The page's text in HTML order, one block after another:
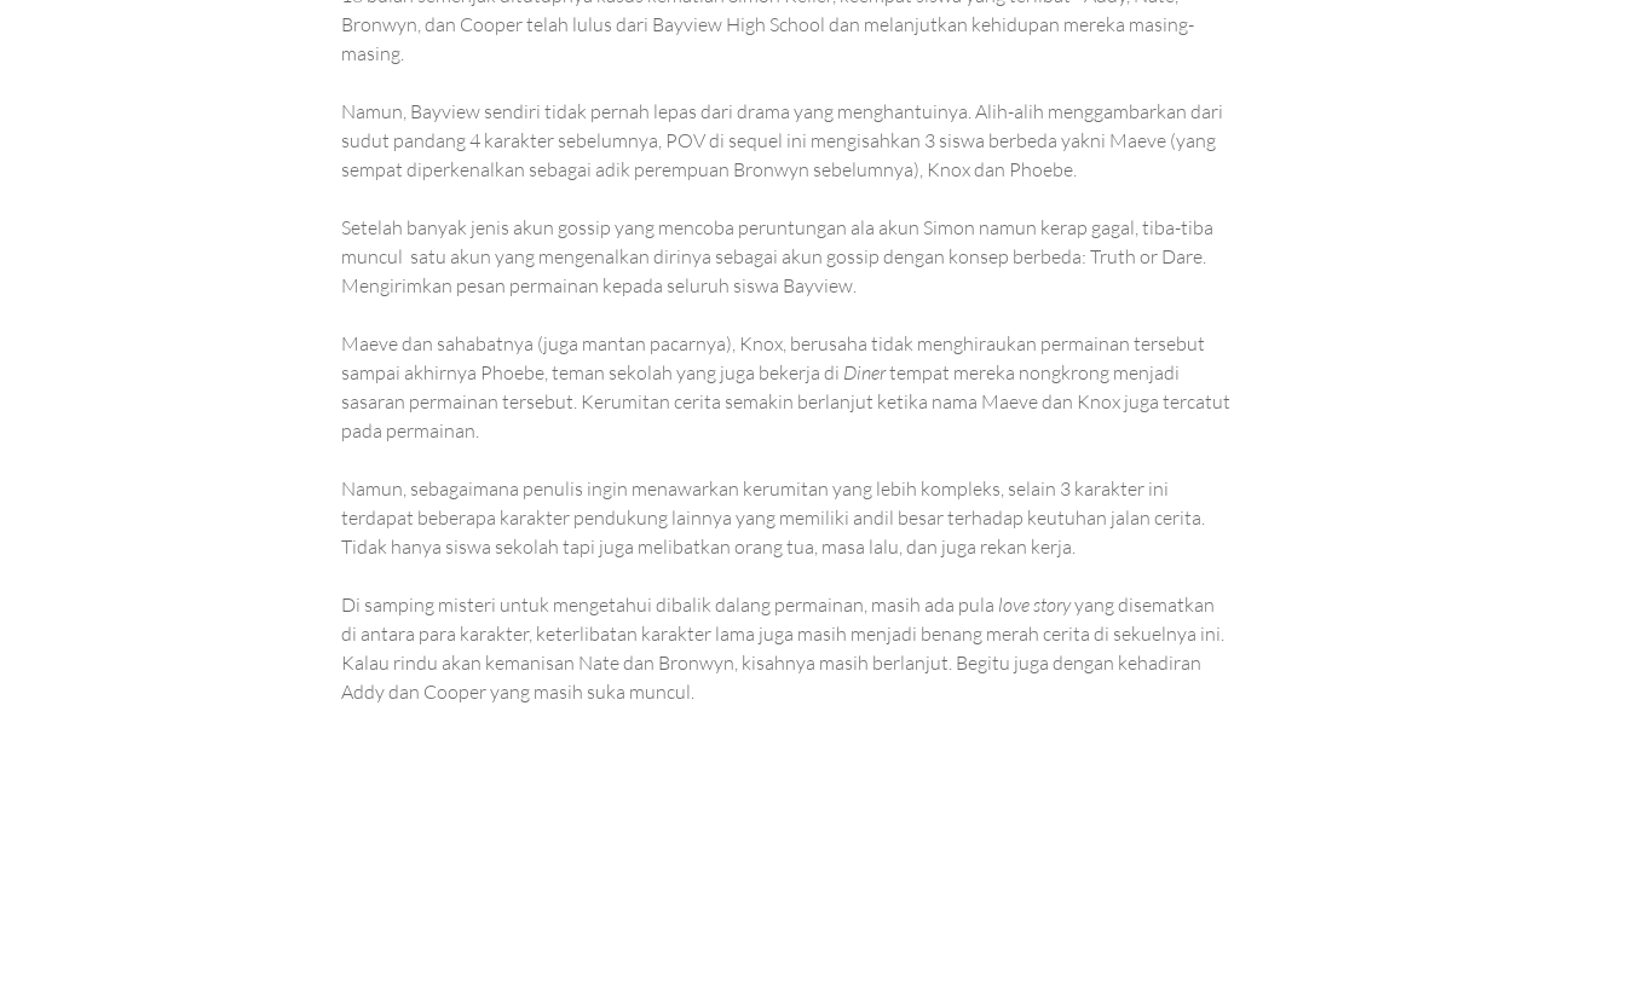
Bronwyn, dan Cooper telah lulus dari Bayview High School dan melanjutkan kehidupan mereka masing-
masing.
Namun, Bayview sendiri tidak pernah lepas dari drama yang menghantuinya. Alih-alih menggambarkan dari
sudut pandang 4 karakter sebelumnya, POV di sequel ini mengisahkan 3 siswa berbeda yakni Maeve (yang
sempat diperkenalkan sebagai adik perempuan Bronwyn sebelumnya), Knox dan Phoebe.
Setelah banyak jenis akun gossip yang mencoba peruntungan ala akun Simon namun kerap gagal, tiba-tiba
muncul  satu akun yang mengenalkan dirinya sebagai akun gossip dengan konsep berbeda: Truth or Dare.
Mengirimkan pesan permainan kepada seluruh siswa Bayview.
Maeve dan sahabatnya (juga mantan pacarnya), Knox, berusaha tidak menghiraukan permainan tersebut
sampai akhirnya Phoebe, teman sekolah yang juga bekerja di Diner tempat mereka nongkrong menjadi
sasaran permainan tersebut. Kerumitan cerita semakin berlanjut ketika nama Maeve dan Knox juga tercatut
pada permainan.
Namun, sebagaimana penulis ingin menawarkan kerumitan yang lebih kompleks, selain 3 karakter ini
terdapat beberapa karakter pendukung lainnya yang memiliki andil besar terhadap keutuhan jalan cerita.
Tidak hanya siswa sekolah tapi juga melibatkan orang tua, masa lalu, dan juga rekan kerja.
Di samping misteri untuk mengetahui dibalik dalang permainan, masih ada pula love story yang disematkan
di antara para karakter, keterlibatan karakter lama juga masih menjadi benang merah cerita di sekuelnya ini.
Kalau rindu akan kemanisan Nate dan Bronwyn, kisahnya masih berlanjut. Begitu juga dengan kehadiran
Addy dan Cooper yang masih suka muncul.